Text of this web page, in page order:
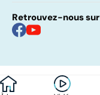
Retrouvez-nous sur